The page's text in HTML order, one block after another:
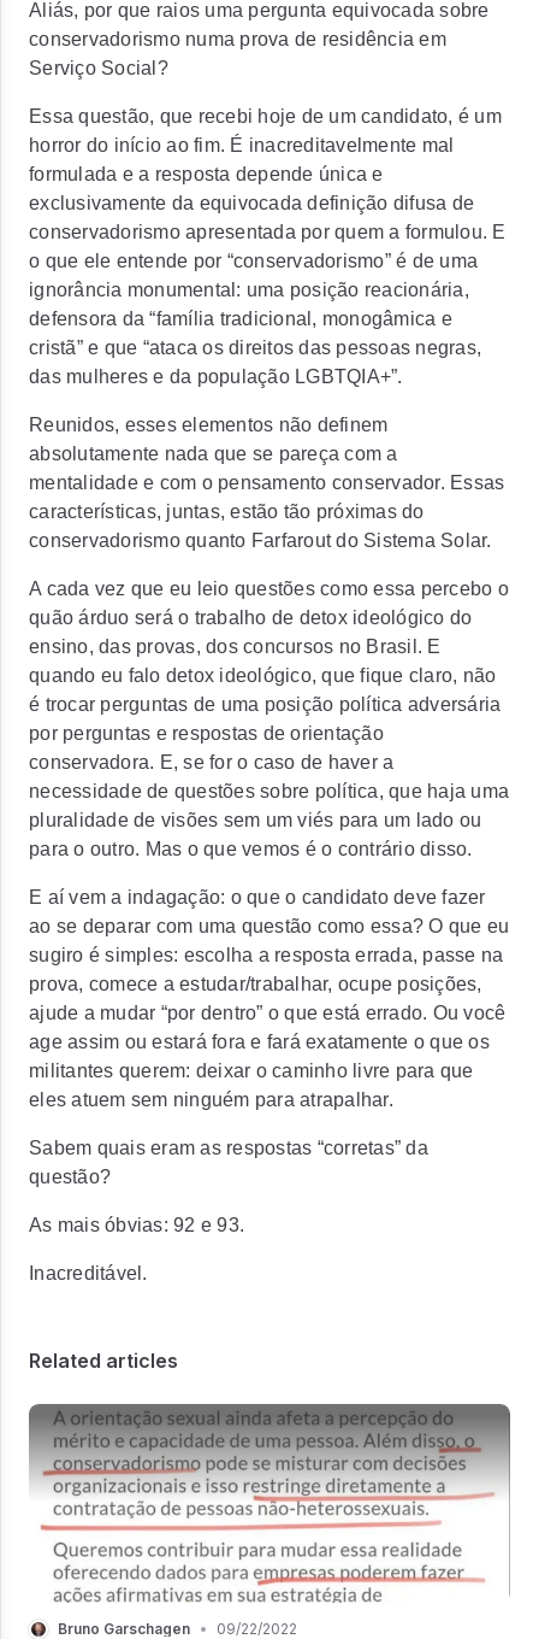
Aliás, por que raios uma pergunta equivocada sobre
conservadorismo numa prova de residência em
Serviço Social?
Essa questão, que recebi hoje de um candidato, é um
horror do início ao fim. É inacreditavelmente mal
formulada e a resposta depende única e
exclusivamente da equivocada definição difusa de
conservadorismo apresentada por quem a formulou. E
o que ele entende por “conservadorismo” é de uma
ignorância monumental: uma posição reacionária,
defensora da “família tradicional, monogâmica e
cristã” e que “ataca os direitos das pessoas negras,
das mulheres e da população LGBTQIA+”.
Reunidos, esses elementos não definem
absolutamente nada que se pareça com a
mentalidade e com o pensamento conservador. Essas
características, juntas, estão tão próximas do
conservadorismo quanto Farfarout do Sistema Solar.
A cada vez que eu leio questões como essa percebo o
quão árduo será o trabalho de detox ideológico do
ensino, das provas, dos concursos no Brasil. E
quando eu falo detox ideológico, que fique claro, não
é trocar perguntas de uma posição política adversária
por perguntas e respostas de orientação
conservadora. E, se for o caso de haver a
necessidade de questões sobre política, que haja uma
pluralidade de visões sem um viés para um lado ou
para o outro. Mas o que vemos é o contrário disso.
E aí vem a indagação: o que o candidato deve fazer
ao se deparar com uma questão como essa? O que eu
sugiro é simples: escolha a resposta errada, passe na
prova, comece a estudar/trabalhar, ocupe posições,
ajude a mudar “por dentro” o que está errado. Ou você
age assim ou estará fora e fará exatamente o que os
militantes querem: deixar o caminho livre para que
eles atuem sem ninguém para atrapalhar.
Sabem quais eram as respostas “corretas” da
questão?
As mais óbvias: 92 e 93.
Inacreditável.
Related articles
Bruno Garschagen • 09/22/2022